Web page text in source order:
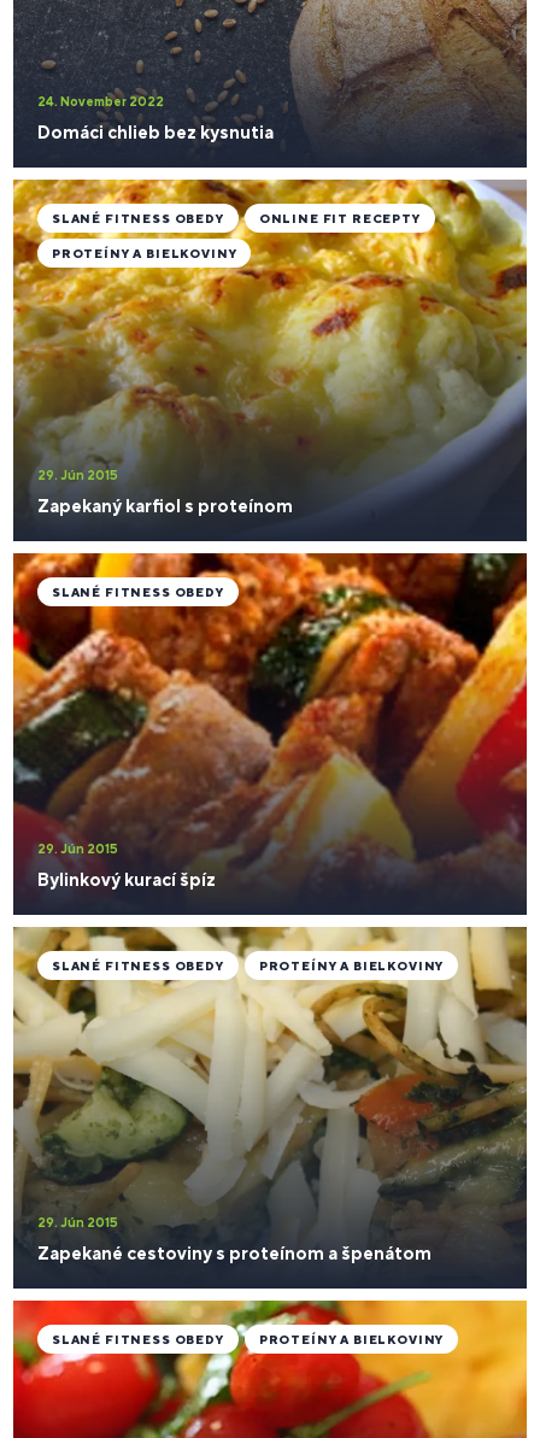
24. November 2022
Domáci chlieb bez kysnutia
29. Jún 2015
Zapekaný karfiol s proteínom
SLANÉ FITNESS OBEDY ONLINE FIT RECEPTY
PROTEÍNY A BIELKOVINY
29. Jún 2015
Bylinkový kurací špíz
SLANÉ FITNESS OBEDY
29. Jún 2015
Zapekané cestoviny s proteínom a špenátom
SLANÉ FITNESS OBEDY PROTEÍNY A BIELKOVINY
SLANÉ FITNESS OBEDY PROTEÍNY A BIELKOVINY